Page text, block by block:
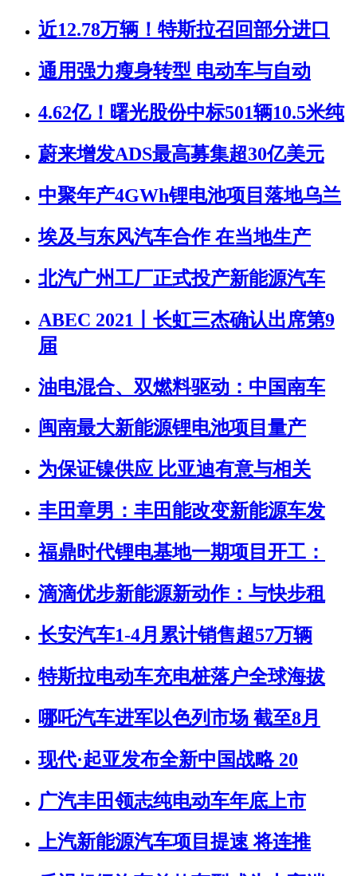
近12.78万辆！特斯拉召回部分进口
通用强力瘦身转型 电动车与自动
4.62亿！曙光股份中标501辆10.5米纯
蔚来增发ADS最高募集超30亿美元
中聚年产4GWh锂电池项目落地乌兰
埃及与东风汽车合作 在当地生产
北汽广州工厂正式投产新能源汽车
ABEC 2021丨长虹三杰确认出席第9
届
油电混合、双燃料驱动：中国南车
闽南最大新能源锂电池项目量产
为保证镍供应 比亚迪有意与相关
丰田章男：丰田能改变新能源车发
福鼎时代锂电基地一期项目开工：
滴滴优步新能源新动作：与快步租
长安汽车1-4月累计销售超57万辆
特斯拉电动车充电桩落户全球海拔
哪吒汽车进军以色列市场 截至8月
现代·起亚发布全新中国战略 20
广汽丰田领志纯电动车年底上市
上汽新能源汽车项目提速 将连推